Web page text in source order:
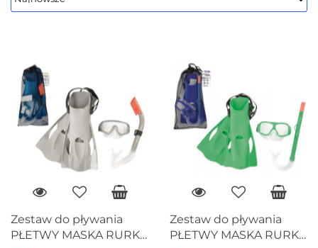
Zestaw do pływania
PŁETWY MASKA RURKA
Zestaw do pływania
PŁETWY MASKA RURKA